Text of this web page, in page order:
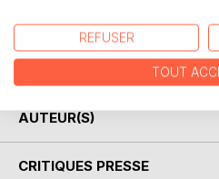
apprend l’Anglais à l’hôpital
consultant à son petit frère
Des histoires légères,
AUTEUR(S)
CRITIQUES PRESSE
REFUSER
TOUT